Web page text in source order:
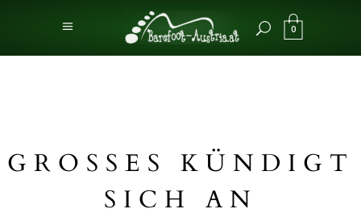
0
GROSSES KÜNDIGT S
ICH AN